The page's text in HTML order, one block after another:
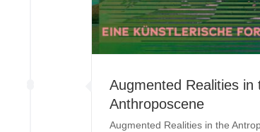
Augmented Realities in
Anthroposcene
Augmented Realities in the